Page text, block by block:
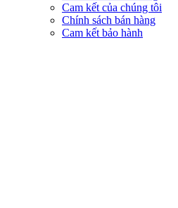
Cam kết của chúng tôi
Chính sách bán hàng
Cam kết bảo hành